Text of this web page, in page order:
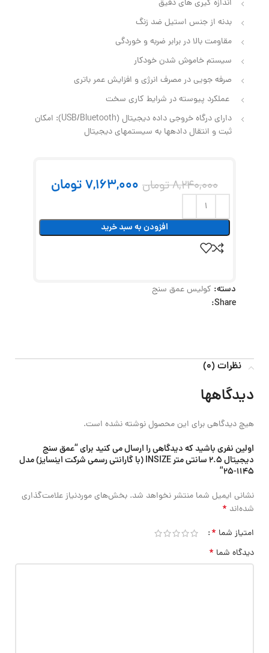
اندازه گیری های دقیق
بدنه از جنس استیل ضد زنگ
مقاومت بالا در برابر ضربه و خوردگی
سیستم خاموش شدن خودکار
صرفه جویی در مصرف انرژی و افزایش عمر باتری
عملکرد پیوسته در شرایط کاری سخت
دارای درگاه خروجی داده دیجیتال (USB/Bluetooth): امکان
ثبت و انتقال دادهها به سیستمهای دیجیتال
8,240,000تومان 7,163,000تومان
افزودن به سبد خرید
دسته: کولیس عمق سنج
Share:
نظرات (0)
دیدگاهها
هیچ دیدگاهی برای این محصول نوشته نشده است.
اولین نفری باشید که دیدگاهی را ارسال می کنید برای “عمق سنج
دیجیتال 2.5 سانتی متر INSIZE (با گارانتی رسمی شرکت اینسایز) مدل
1145-25”
نشانی ایمیل شما منتشر نخواهد شد. بخش‌های موردنیاز علامت‌گذاری
شده‌اند *
امتیاز شما *
دیدگاه شما *